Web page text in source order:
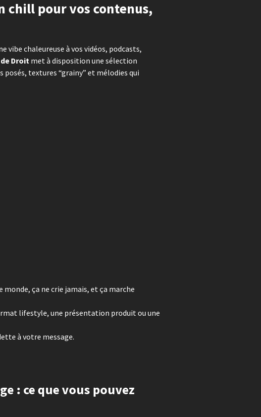
chill pour vos contenus,
vibe chaleureuse à vos vidéos, podcasts,
Droit met à disposition une sélection
posés, textures “grainy” et mélodies qui
ça ne crie jamais, et ça marche
lifestyle, une présentation produit ou une
à votre message.
: ce que vous pouvez